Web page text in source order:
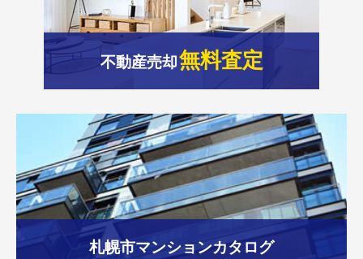
不動産売却無料査定
札幌市マンションカタログ